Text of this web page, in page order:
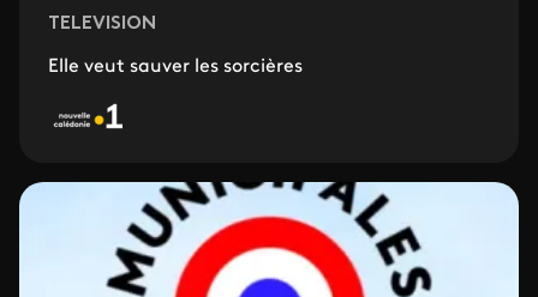
TELEVISION
Elle veut sauver les sorcières